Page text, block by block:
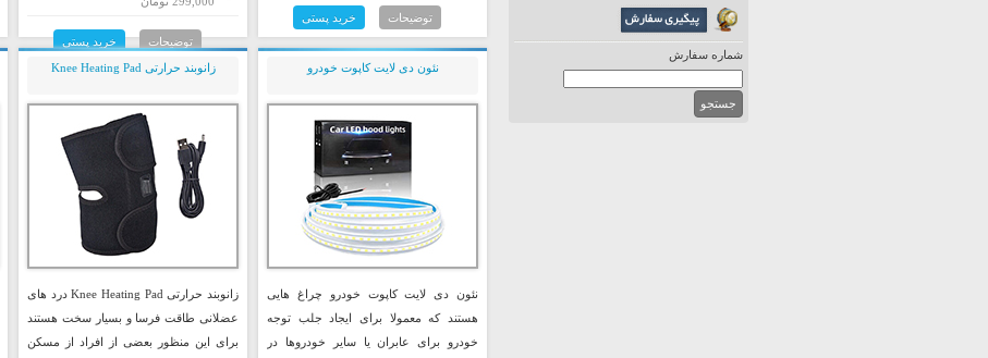
شماره سفارش
حساس مانند اجاق گاز است.
توضیحات خرید پستی
داره که میتونین گوشی یا کارت و چیزای دم
دستی رو داخلش قرار بدین ، طراحی فوق
توضیحات خرید پستی
نئون دی لایت کاپوت خودرو
نئون دی لایت کاپوت خودرو چراغ هایی
هستند که معمولا برای ایجاد جلب توجه
خودرو برای عابران یا سایر خودروها در
زانوبند حرارتی Knee Heating Pad
زانوبند حرارتی Knee Heating Pad درد های
عضلانی طاقت فرسا و بسیار سخت هستند
برای این منظور بعضی از افراد از مسکن